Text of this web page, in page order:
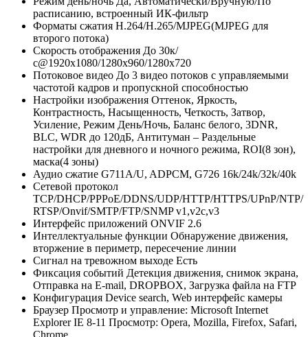
расписанию, встроенный ИК-фильтр
Форматы сжатия Н.264/H.265/MJPEG(MJPEG для
второго потока)
Скорость отображения До 30к/
с@1920х1080/1280х960/1280х720
Потоковое видео До 3 видео потоков с управляемыми
частотой кадров и пропускной способностью
Настройки изображения Оттенок, Яркость,
Контрастность, Насыщенность, Четкость, Затвор,
Усиление, Режим День/Ночь, Баланс белого, 3DNR,
BLC, WDR до 120дБ, Антитуман – Раздельные
настройки для дневного и ночного режима, ROI(8 зон),
маска(4 зоны)
Аудио сжатие G711A/U, ADPCM, G726 16k/24k/32k/40k
Сетевой протокол
TCP/DHCP/PPPoE/DDNS/UDP/HTTP/HTTPS/UPnP/NTP/
RTSP/Onvif/SMTP/FTP/SNMP v1,v2c,v3
Интерфейс приложений ONVIF 2.6
Интеллектуальные функции Обнаружение движения,
вторжение в периметр, пересечение линии
Сигнал на тревожном выходе Есть
Фиксация событий Детекция движения, снимок экрана,
Отправка на E-mail, DROPBOX, Загрузка файла на FTP
Конфигурация Device search, Web интерфейс камеры
Браузер Просмотр и управление: Microsoft Internet
Explorer IE 8-11 Просмотр: Opera, Mozilla, Firefox, Safari,